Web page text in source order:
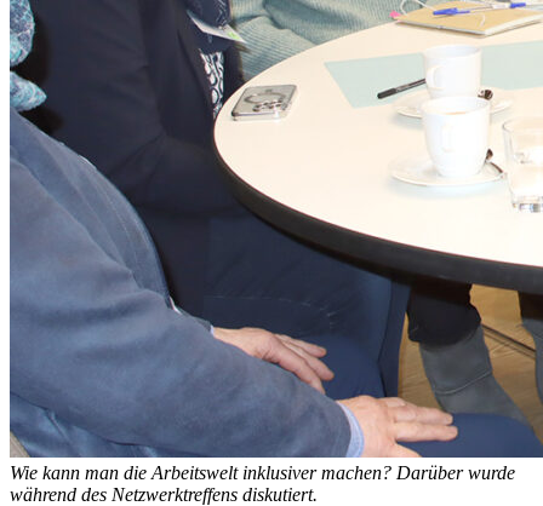
Wie kann man die Arbeitswelt inklusiver machen? Darüber wurde
während des Netzwerktreffens diskutiert.